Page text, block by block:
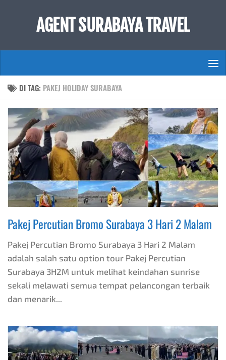
Skip to content
AGENT SURABAYA TRAVEL
DI TAG: PAKEJ HOLIDAY SURABAYA
Pakej Percutian Bromo Surabaya 3 Hari 2 Malam
Pakej Percutian Bromo Surabaya 3 Hari 2 Malam
adalah salah satu option tour Pakej Percutian
Surabaya 3H2M untuk melihat keindahan sunrise
sekali melawati semua tempat pelancongan terbaik
dan menarik...